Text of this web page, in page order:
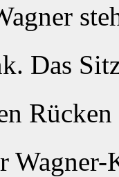
Das